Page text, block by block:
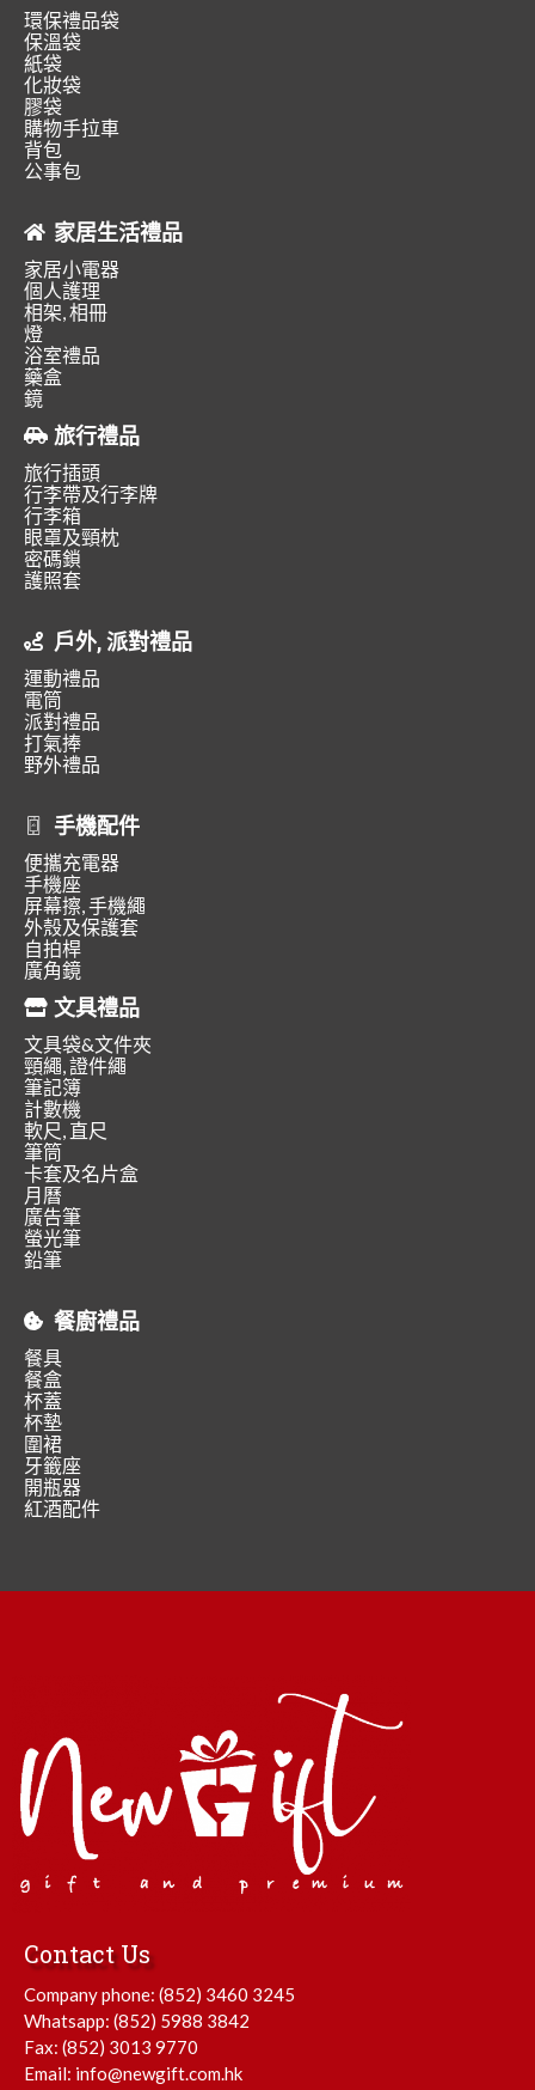
環保禮品袋
保溫袋
紙袋
化妝袋
膠袋
購物手拉車
背包
公事包
家居生活禮品
家居小電器
個人護理
相架, 相冊
燈
浴室禮品
藥盒
鏡
旅行禮品
旅行插頭
行李帶及行李牌
行李箱
眼罩及頸枕
密碼鎖
護照套
戶外, 派對禮品
運動禮品
電筒
派對禮品
打氣捧
野外禮品
手機配件
便攜充電器
手機座
屏幕擦, 手機繩
外殼及保護套
自拍桿
廣角鏡
文具禮品
文具袋&文件夾
頸繩, 證件繩
筆記簿
計數機
軟尺, 直尺
筆筒
卡套及名片盒
月曆
廣告筆
螢光筆
鉛筆
餐廚禮品
餐具
餐盒
杯蓋
杯墊
圍裙
牙籤座
開瓶器
紅酒配件
Contact Us
Company phone: (852) 3460 3245
Whatsapp: (852) 5988 3842
Fax: (852) 3013 9770
Email: info@newgift.com.hk